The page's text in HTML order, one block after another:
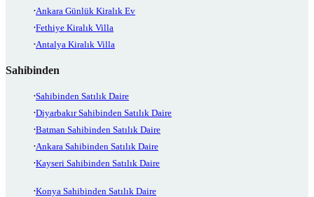
Ankara Günlük Kiralık Ev
Fethiye Kiralık Villa
Antalya Kiralık Villa
Sahibinden
Sahibinden Satılık Daire
Diyarbakır Sahibinden Satılık Daire
Batman Sahibinden Satılık Daire
Ankara Sahibinden Satılık Daire
Kayseri Sahibinden Satılık Daire
Konya Sahibinden Satılık Daire